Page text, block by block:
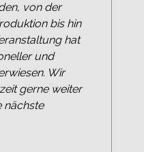
von der
bis hin
hat
und
Wir
gerne weiter
nächste